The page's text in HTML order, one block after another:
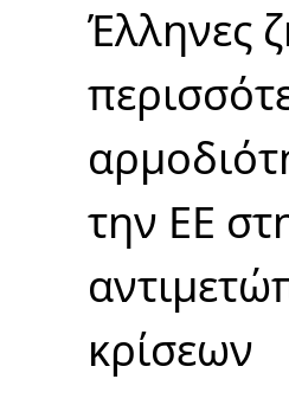
Έλληνες
την ΕΕ
κρίσεων